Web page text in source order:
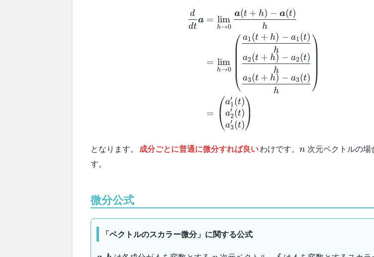
\begin{aligned}
dt
d
a =
h→0
lim
h
a(t + h) − a(t)
=
h→0
lim
⎝
⎛ h
a1(t + h) − a1(t)
h
a2(t + h) − a2(t)
h
a3(t + h) − a3(t)⎠
⎞
= ⎝
⎛a1
′ (t)
a2
′ (t)
a3
′ (t)⎠
⎞
となります。 成分ごとに普通に微分すれば良いわけです。 n
n 次元ベクトルの場
す。
微分公式
「ベクトルのスカラー微分」に関する公式